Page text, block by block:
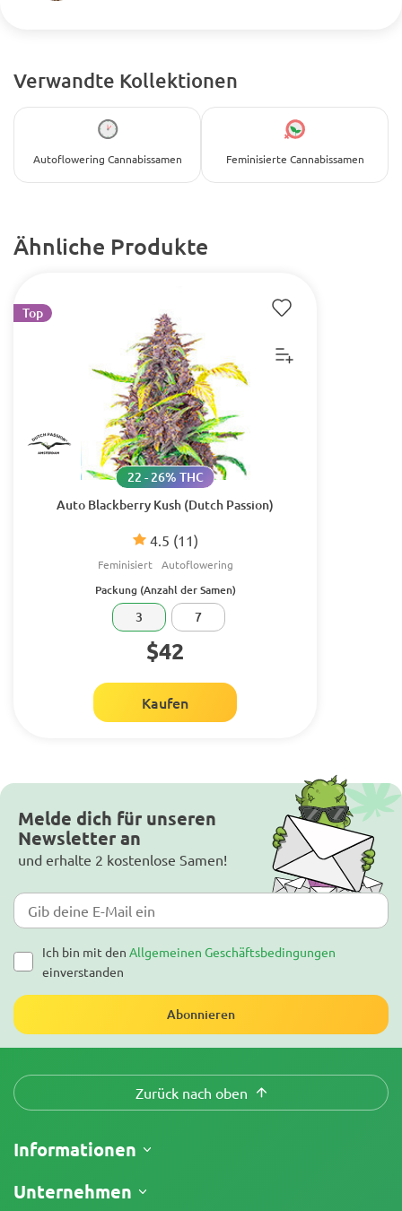
Verwandte Kollektionen
Autoflowering Cannabissamen Feminisierte Cannabissamen
Ähnliche Produkte
Auto Blackberry Kush (Dutch Passion)
4.5 (11)
22 - 26% THC
Feminisiert Autoflowering
Top
Packung (Anzahl der Samen)
3 7
$42
Kaufen
Melde dich für unseren
Newsletter an
und erhalte 2 kostenlose Samen!
Ich bin mit den Allgemeinen Geschäftsbedingungen
einverstanden
Abonnieren
Zurück nach oben
Informationen
Versand
Unternehmen